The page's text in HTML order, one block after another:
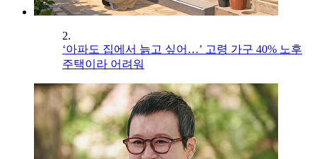
2.
‘아파도 집에서 늙고 싶어…’ 고령 가구 40% 노후
주택이라 어려워